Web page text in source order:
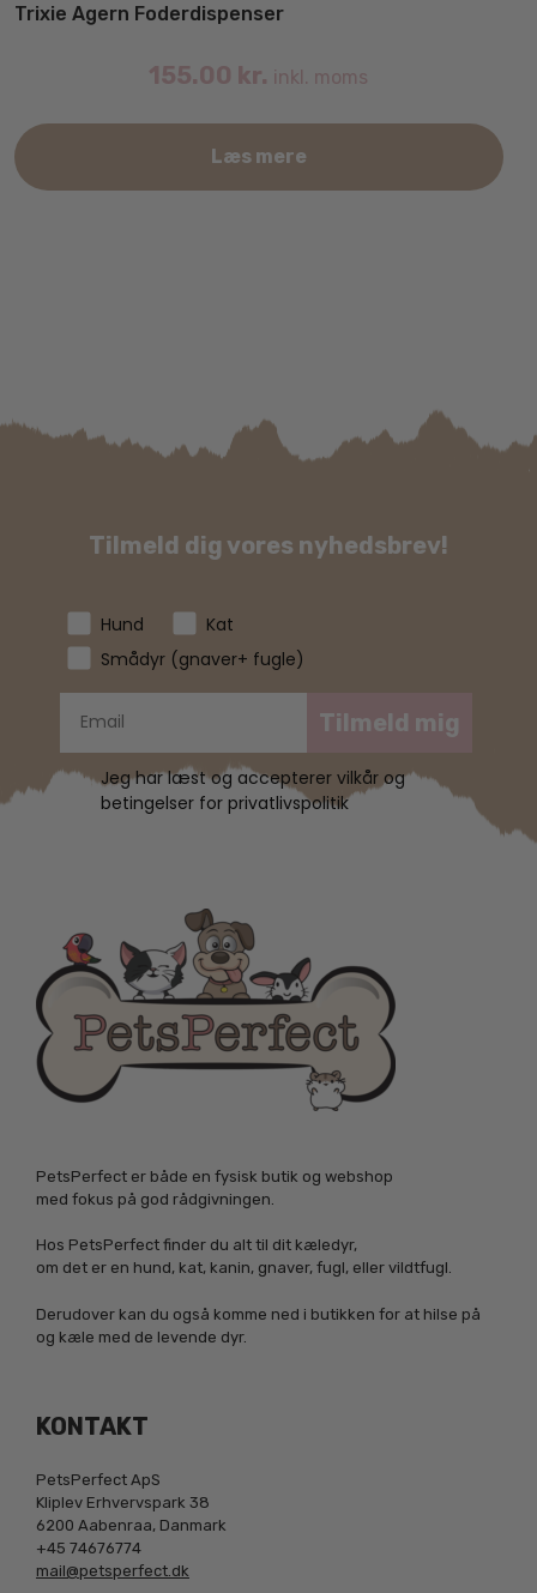
Trixie Agern Foderdispenser
155.00 kr. inkl. moms
Læs mere
Tilmeld dig vores nyhedsbrev!
Hund
Kat
Smådyr (gnaver+ fugle)
Tilmeld mig
Jeg har læst og accepterer vilkår og
betingelser for privatlivspolitik
PetsPerfect er både en fysisk butik og webshop
med fokus på god rådgivningen.
Hos PetsPerfect finder du alt til dit kæledyr,
om det er en hund, kat, kanin, gnaver, fugl, eller vildtfugl.
Derudover kan du også komme ned i butikken for at hilse på
og kæle med de levende dyr.
KONTAKT
PetsPerfect ApS
Kliplev Erhvervspark 38
6200 Aabenraa, Danmark
+45 74676774
mail@petsperfect.dk